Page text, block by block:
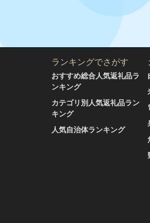
ランキングでさがす
おすすめ総合人気返礼品ラ
ンキング
カテゴリ別人気返礼品ラン
キング
人気自治体ランキング